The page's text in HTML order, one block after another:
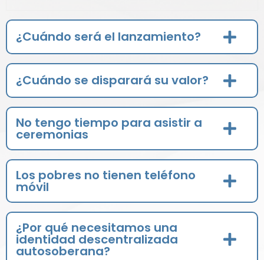
¿Cuándo será el lanzamiento?
¿Cuándo se disparará su valor?
No tengo tiempo para asistir a
ceremonias
Los pobres no tienen teléfono
móvil
¿Por qué necesitamos una
identidad descentralizada
autosoberana?